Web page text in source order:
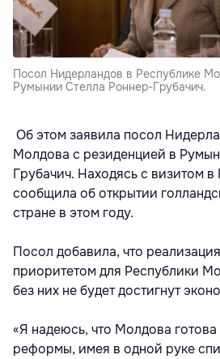
Посол Нидерландов в Республике
Румынии Стелла Роннер-Грубачич.
Об этом заявила посол
Молдова с резиденцией в
Грубачич. Находясь с визитом
сообщила об открытии
стране в этом году.
Посол добавила, что
приоритетом для Республики
без них не будет достигнут
«Я надеюсь, что Молдова готова
реформы, имея в одной руке